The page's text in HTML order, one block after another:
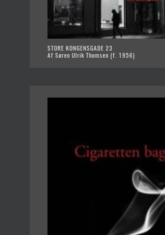
STORE KONGENSGADE 23
Af Søren Ulrik Thomsen (f. 1956)